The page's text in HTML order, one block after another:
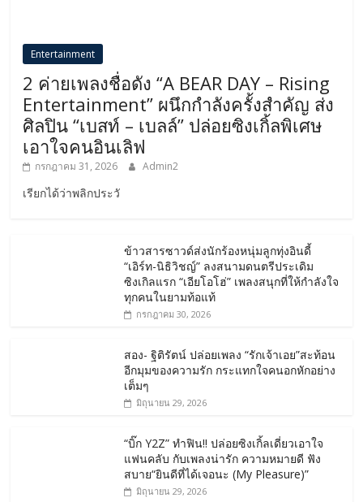
Entertainment
2 ค่ายเพลงชื่อดัง “A BEAR DAY – Rising
Entertainment” ผนึกกำลังครั้งสำคัญ ส่ง
ศิลปิน “เบสท์ – เบลล์” ปล่อยซิงเกิ้ลพิเศษ
เอาใจคนอินเลิฟ
กรกฎาคม 31, 2026 Admin2
เรียกได้ว่าพลิกประวั
ข้าวสารซาวด์ส่งนักร้องหนุ่มลูกทุ่งอินดี้
“เอิร์ท-นิธิวิชญ์” ลงสนามดนตรีประเดิม
ซิงเกิลแรก “เอียโอโฮ่” เพลงสนุกที่ให้กำลังใจ
ทุกคนในยามท้อแท้
กรกฎาคม 30, 2026
สอง- ฐิติรัตน์ ปล่อยเพลง “รักเจ้าเอย”สะท้อน
อีกมุมของความรัก กระแทกใจคนอกหักอย่าง
เต็มๆ
มิถุนายน 29, 2026
“บิ๊ก Y2Z” ทำฟิน!! ปล่อยซิงเกิ้ลเดี่ยวเอาใจ
แฟนคลับ กับเพลงน่ารัก ความหมายดี ฟัง
สบาย“ยินดีที่ได้เจอนะ (My Pleasure)”
มิถุนายน 29, 2026